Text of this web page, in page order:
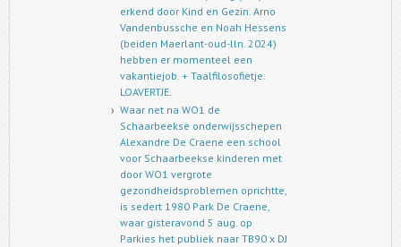
erkend door Kind en Gezin. Arno
Vandenbussche en Noah Hessens
(beiden Maerlant-oud-lln. 2024)
hebben er momenteel een
vakantiejob. + Taalfilosofietje:
LOAVERTJE.
Waar net na WO1 de
Schaarbeekse onderwijsschepen
Alexandre De Craene een school
voor Schaarbeekse kinderen met
door WO1 vergrote
gezondheidsproblemen oprichtte,
is sedert 1980 Park De Craene,
waar gisteravond 5 aug. op
Parkies het publiek naar TB90 x DJ